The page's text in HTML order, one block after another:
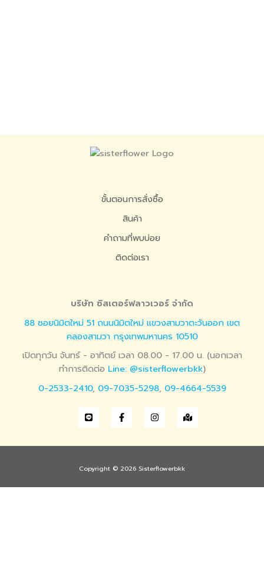
ขั้นตอนการสั่งซื้อ
สินค้า
คำถามที่พบบ่อย
ติดต่อเรา
บริษัท ซิสเตอร์ฟลาวเวอร์ จำกัด
88 ซอยนิมิตใหม่ 51 ถนนนิมิตใหม่ แขวงสามวาตะวันออก เขต
คลองสามวา กรุงเทพมหานคร 10510
เปิดทุกวัน จันทร์ - อาทิตย์ เวลา 08.00 - 17.00 น. (นอกเวลา
ทำการติดต่อ Line: @sisterflowerbkk)
0-2533-2410, 09-7035-5298, 09-4664-5539
Copyright © 2026 Sisterflowerbkk